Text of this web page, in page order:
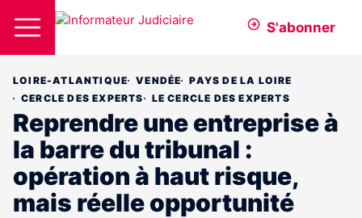
S'abonner
LOIRE-ATLANTIQUE VENDÉE
PAYS DE LA LOIRE
CERCLE DES EXPERTS
LE CERCLE DES EXPERTS
Reprendre une entreprise à
la barre du tribunal :
opération à haut risque,
mais réelle opportunité